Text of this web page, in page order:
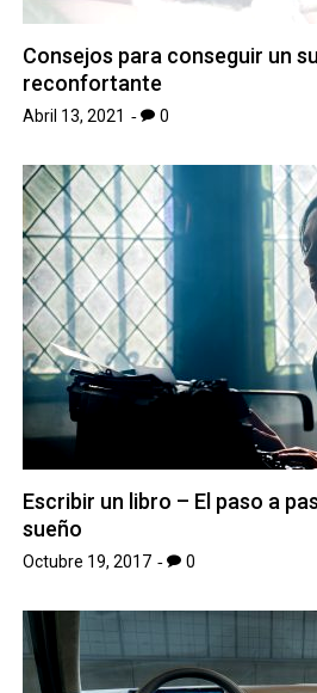
Consejos para conseguir un
reconfortante
Abril 13, 2021 0
Escribir un libro – El paso a
sueño
Octubre 19, 2017 0